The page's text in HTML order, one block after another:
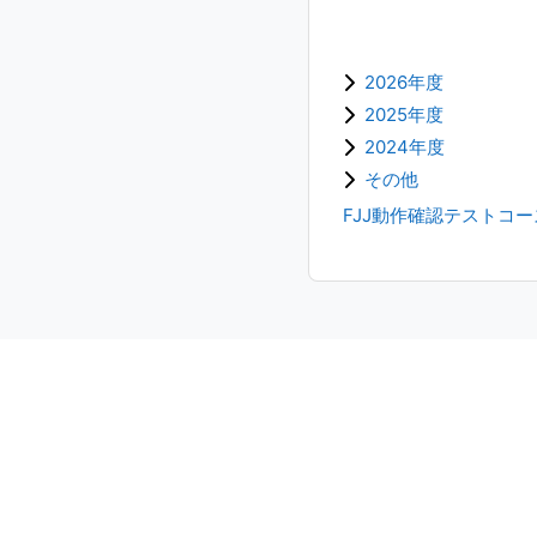
2026年度
2025年度
2024年度
その他
FJJ動作確認テストコー